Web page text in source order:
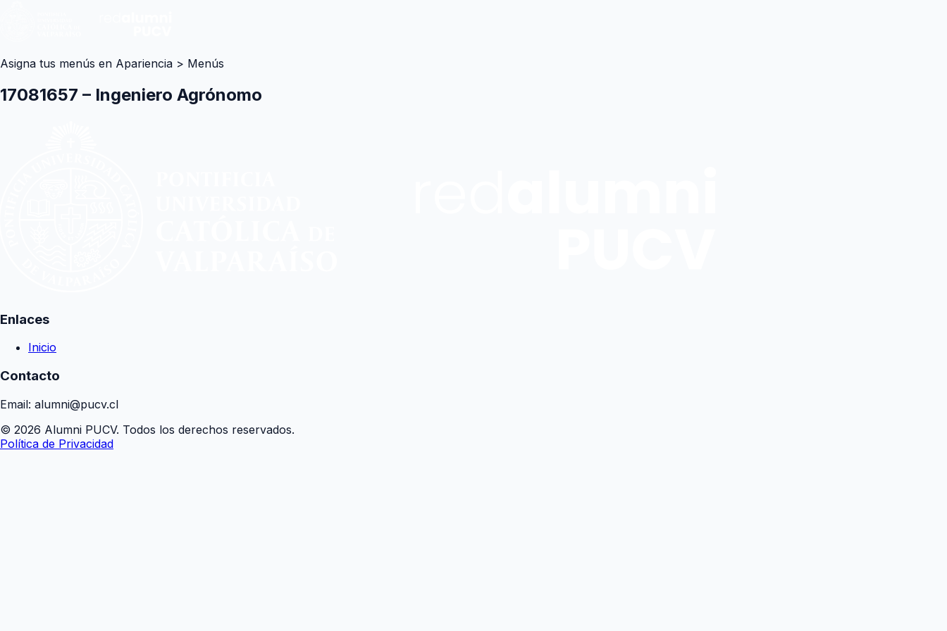
Asigna tus menús en Apariencia > Menús
17081657 – Ingeniero Agrónomo
Enlaces
Inicio
Contacto
Email: alumni@pucv.cl
© 2026 Alumni PUCV. Todos los derechos reservados.
Política de Privacidad